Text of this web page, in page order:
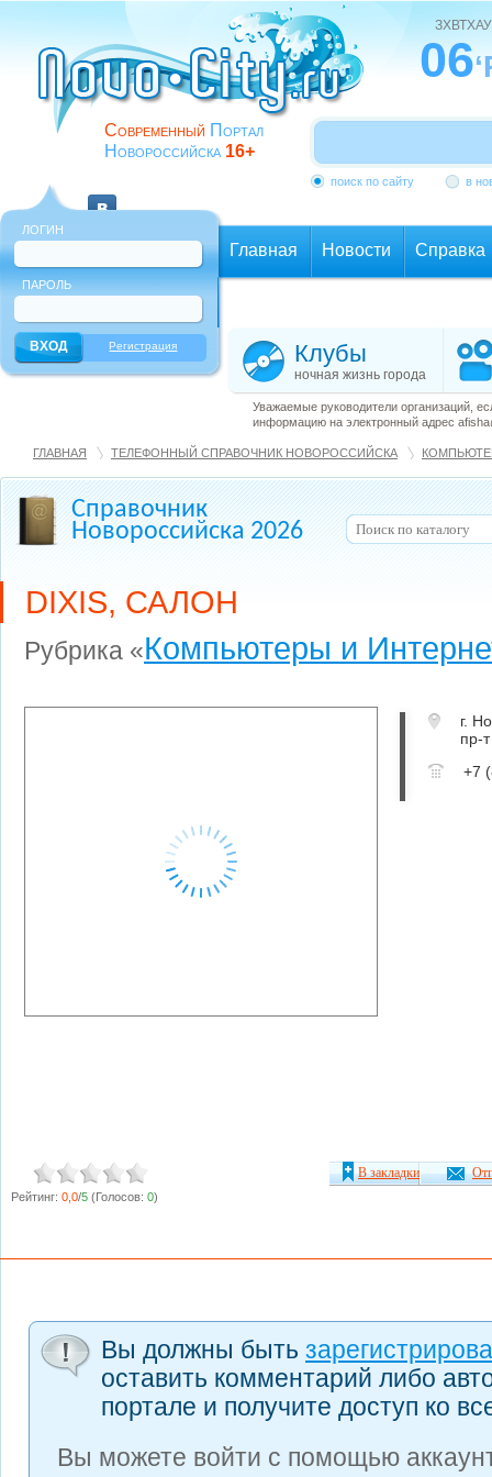
Современный Портал
Новороссийска 16+
ЗХВТХАУ
06
поиск по сайту в
ЛОГИН
ПАРОЛЬ
Регистрация
Главная Новости Справка
Клубы
ночная жизнь города
Уважаемые руководители организаций,
информацию на электронный адрес
ГЛАВНАЯ ТЕЛЕФОННЫЙ СПРАВОЧНИК НОВОРОССИЙСКА
Справочник
Новороссийска 2026
DIXIS, САЛОН
Рубрика «Компьютеры и
г.
пр-
+7
Рейтинг: 0,0/5 (Голосов: 0)
В закладки
Вы должны быть
оставить комментарий либо
портале и получите доступ ко
Вы можете войти с помощью